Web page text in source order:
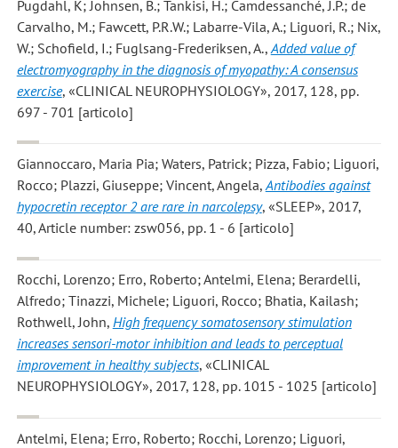
Pugdahl, K; Johnsen, B.; Tankisi, H.; Camdessanché, J.P.; de
Carvalho, M.; Fawcett, P.R.W.; Labarre-Vila, A.; Liguori, R.; Nix,
W.; Schofield, I.; Fuglsang-Frederiksen, A., Added value of
electromyography in the diagnosis of myopathy: A consensus
exercise, «CLINICAL NEUROPHYSIOLOGY», 2017, 128, pp.
697 - 701 [articolo]
Giannoccaro, Maria Pia; Waters, Patrick; Pizza, Fabio; Liguori,
Rocco; Plazzi, Giuseppe; Vincent, Angela,Antibodies against
hypocretin receptor 2 are rare in narcolepsy, «SLEEP», 2017,
40, Article number: zsw056, pp. 1 - 6 [articolo]
Rocchi, Lorenzo; Erro, Roberto; Antelmi, Elena; Berardelli,
Alfredo; Tinazzi, Michele; Liguori, Rocco; Bhatia, Kailash;
Rothwell, John, High frequency somatosensory stimulation
increases sensori-motor inhibition and leads to perceptual
improvement in healthy subjects, «CLINICAL
NEUROPHYSIOLOGY», 2017, 128, pp. 1015 - 1025 [articolo]
Antelmi, Elena; Erro, Roberto; Rocchi, Lorenzo; Liguori,